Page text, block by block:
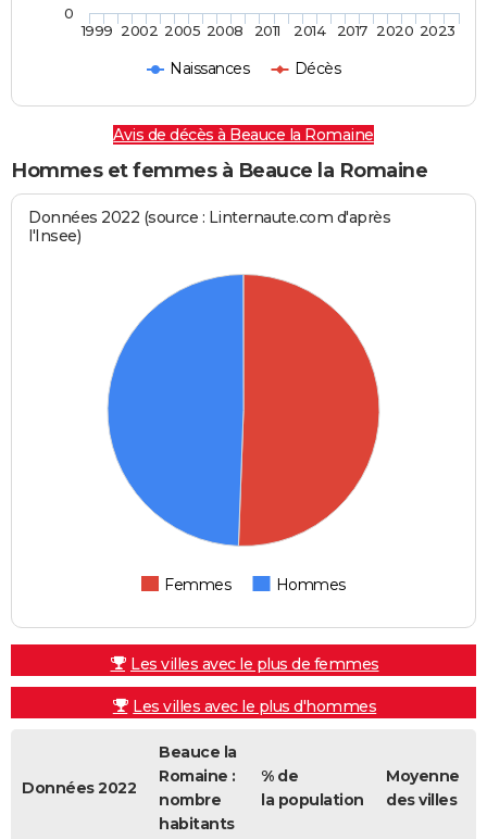
Naissances Décès
1999 2002 2005 2008 2011 2014 2017 2020 2023
0
Avis de décès à Beauce la Romaine
Hommes et femmes à Beauce la Romaine
Données 2022 (source : Linternaute.com d'après
l'Insee)
Femmes Hommes
Les villes avec le plus de femmes
Les villes avec le plus d'hommes
Données 2022
Beauce la
Romaine :
nombre
habitants
% de
la population
Moyenne
des villes